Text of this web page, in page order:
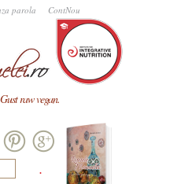
parola ContNou
Gust raw vegan.